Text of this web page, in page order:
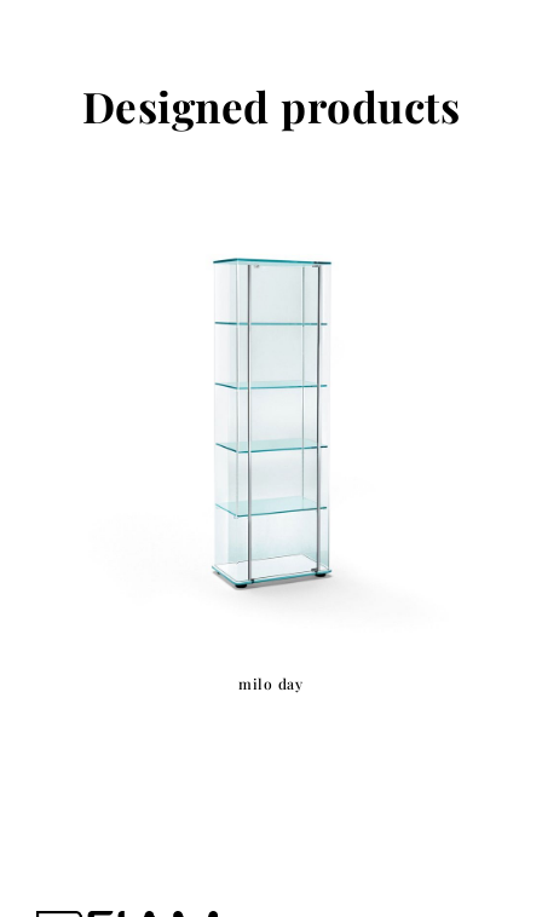
Designed products
milo day